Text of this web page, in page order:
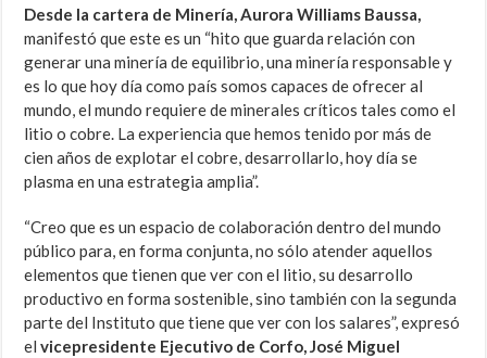
Desde la cartera de Minería, Aurora Williams Baussa,
manifestó que este es un “hito que guarda relación con
generar una minería de equilibrio, una minería responsable y
es lo que hoy día como país somos capaces de ofrecer al
mundo, el mundo requiere de minerales críticos tales como el
litio o cobre. La experiencia que hemos tenido por más de
cien años de explotar el cobre, desarrollarlo, hoy día se
plasma en una estrategia amplia”.
“Creo que es un espacio de colaboración dentro del mundo
público para, en forma conjunta, no sólo atender aquellos
elementos que tienen que ver con el litio, su desarrollo
productivo en forma sostenible, sino también con la segunda
parte del Instituto que tiene que ver con los salares”, expresó
el vicepresidente Ejecutivo de Corfo, José Miguel